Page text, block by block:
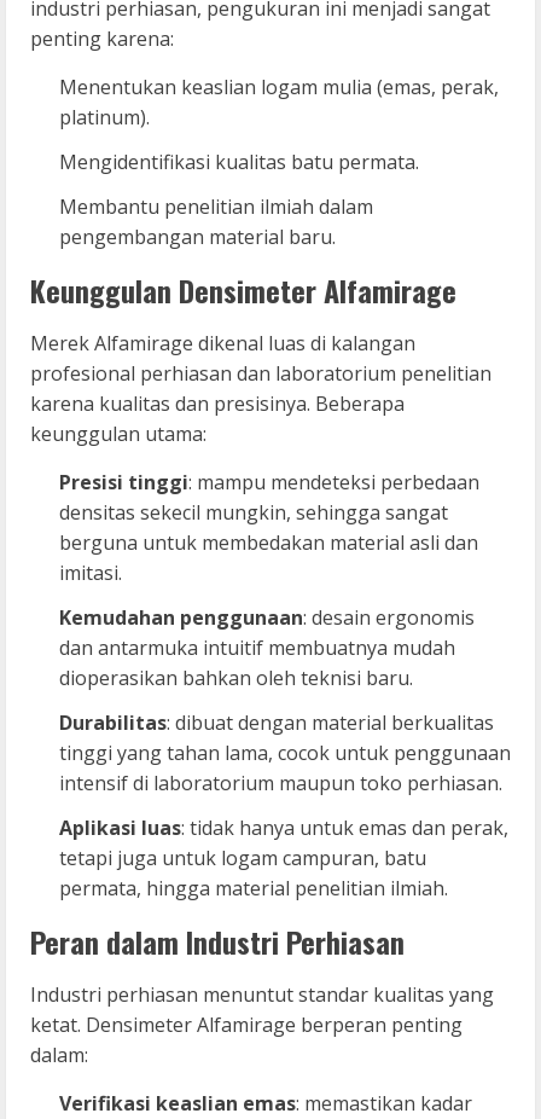
industri perhiasan, pengukuran ini menjadi sangat
penting karena:
Menentukan keaslian logam mulia (emas, perak,
platinum).
Mengidentifikasi kualitas batu permata.
Membantu penelitian ilmiah dalam
pengembangan material baru.
Keunggulan Densimeter Alfamirage
Merek Alfamirage dikenal luas di kalangan
profesional perhiasan dan laboratorium penelitian
karena kualitas dan presisinya. Beberapa
keunggulan utama:
Presisi tinggi: mampu mendeteksi perbedaan
densitas sekecil mungkin, sehingga sangat
berguna untuk membedakan material asli dan
imitasi.
Kemudahan penggunaan: desain ergonomis
dan antarmuka intuitif membuatnya mudah
dioperasikan bahkan oleh teknisi baru.
Durabilitas: dibuat dengan material berkualitas
tinggi yang tahan lama, cocok untuk penggunaan
intensif di laboratorium maupun toko perhiasan.
Aplikasi luas: tidak hanya untuk emas dan perak,
tetapi juga untuk logam campuran, batu
permata, hingga material penelitian ilmiah.
Peran dalam Industri Perhiasan
Industri perhiasan menuntut standar kualitas yang
ketat. Densimeter Alfamirage berperan penting
dalam:
Verifikasi keaslian emas: memastikan kadar